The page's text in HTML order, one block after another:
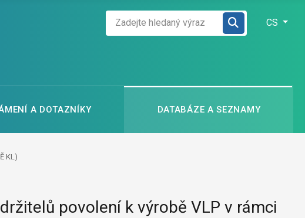
CS
A DOTAZNÍKY DATABÁZE A SEZNAMY
KL)
povolení k výrobě VLP v rámci